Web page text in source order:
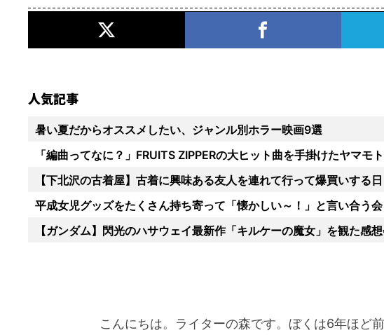
人気記事
暑い夏だからオススメしたい、ジャンル別ホラー映画9選
「編曲ってなに？」FRUITS ZIPPERの大ヒット曲を手掛けたヤマモ
【下北沢の古着屋】古着に興味ある友人を連れて行って爆買いする日
平成女児グッズをたくさん持ち寄って「懐かしい～！」と言い合う会
【ガンダム】閃光のハサウェイ最新作「キルケーの魔女」を観た感想
こんにちは。ライターの森です。ぼくは6年ほど